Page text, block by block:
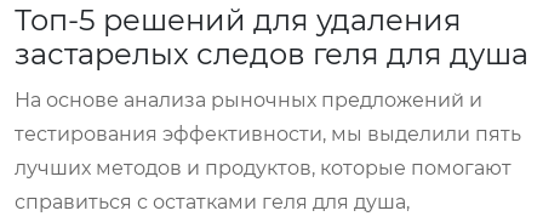
Топ-5 решений для удаления
застарелых следов геля для душа
На основе анализа рыночных предложений и
тестирования эффективности, мы выделили пять
лучших методов и продуктов, которые помогают
справиться с остатками геля для душа,